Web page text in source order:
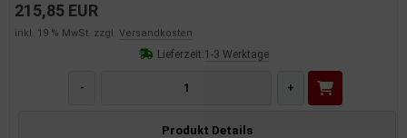
215,85 EUR
inkl. 19 % MwSt. zzgl. Versandkosten
Lieferzeit:1-3 Werktage
- +
Produkt Details